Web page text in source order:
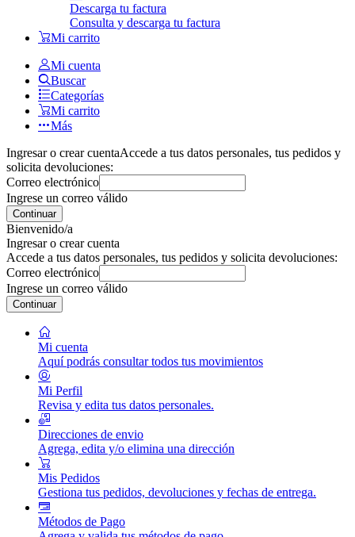
Descarga tu factura
Consulta y descarga tu factura
Mi carrito
Mi cuenta
Buscar
Categorías
Mi carrito
Más
Ingresar o crear cuentaAccede a tus datos personales, tus pedidos y
solicita devoluciones:
Correo electrónico
Ingrese un correo válido
Continuar
Bienvenido/a
Ingresar o crear cuenta
Accede a tus datos personales, tus pedidos y solicita devoluciones:
Correo electrónico
Ingrese un correo válido
Continuar
Mi cuenta
Aquí podrás consultar todos tus movimientos
Mi Perfil
Revisa y edita tus datos personales.
Direcciones de envio
Agrega, edita y/o elimina una dirección
Mis Pedidos
Gestiona tus pedidos, devoluciones y fechas de entrega.
Métodos de Pago